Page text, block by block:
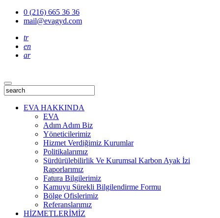
0 (216) 665 36 36
mail@evagyd.com
tr
en
ar
EVA HAKKINDA
EVA
Adım Adım Biz
Yöneticilerimiz
Hizmet Verdiğimiz Kurumlar
Politikalarımız
Sürdürülebilirlik Ve Kurumsal Karbon Ayak İzi
Raporlarımız
Fatura Bilgilerimiz
Kamuyu Sürekli Bilgilendirme Formu
Bölge Ofislerimiz
Referanslarımız
HİZMETLERİMİZ